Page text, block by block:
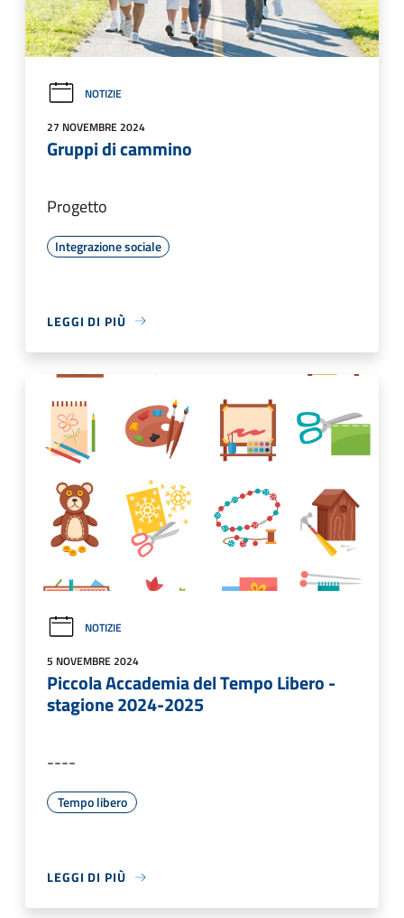
NOTIZIE
27 NOVEMBRE 2024
Gruppi di cammino
Progetto
Integrazione sociale
LEGGI DI PIÙ
NOTIZIE
5 NOVEMBRE 2024
Piccola Accademia del Tempo Libero -
stagione 2024-2025
----
Tempo libero
LEGGI DI PIÙ